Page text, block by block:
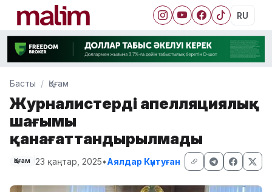
RU
Басты Қоғам
Журналистердің апелляциялық
шағымы
қанағаттандырылмады
Қоғам 23 қаңтар, 2025•Аялдар Күнтуған